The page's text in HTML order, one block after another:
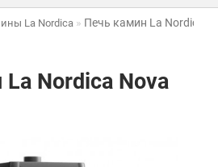
La Nordica Печь камин La Nordica
Nordica Nova